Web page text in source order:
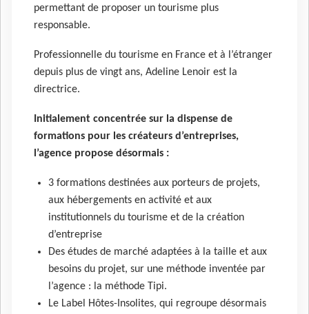
permettant de proposer un tourisme plus
responsable.
Professionnelle du tourisme en France et à l’étranger
depuis plus de vingt ans, Adeline Lenoir est la
directrice.
Initialement concentrée sur la dispense de
formations pour les créateurs d’entreprises,
l’agence propose désormais :
3 formations destinées aux porteurs de projets,
aux hébergements en activité et aux
institutionnels du tourisme et de la création
d’entreprise
Des études de marché adaptées à la taille et aux
besoins du projet, sur une méthode inventée par
l’agence : la méthode Tipi.
Le Label Hôtes-Insolites, qui regroupe désormais